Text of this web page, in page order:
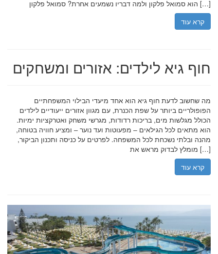
הוא סמואל פלקון ולמה דבריו נשמעים אחרת? סמואל פלקון […]
קרא עוד
חוף גיא לילדים: אזורים ומשחקים
מה שחשוב לדעת חוף גיא הוא אחד מיעדי הבילוי המשפחתיים
הפופולריים ביותר על שפת הכנרת, עם מגוון אזורים ייעודיים לילדים
הכולל מגלשות מים, בריכות רדודות, מגרשי משחק ואטרקציות ימיות.
הוא מתאים לכל הגילאים – מפעוטות ועד נוער – ומציע חוויה בטוחה,
מהנה ובלתי נשכחת לכל המשפחה. לפרטים על כניסה ותכנון הביקור,
מומלץ לבדוק מראש את […]
קרא עוד